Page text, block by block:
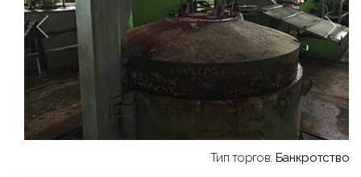
Тип торгов: Банкротство